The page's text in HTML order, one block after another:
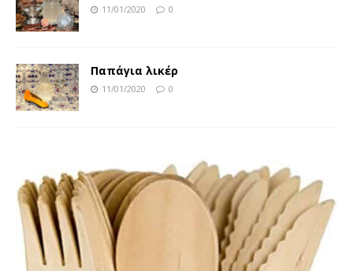
11/01/2020 0
Παπάγια λικέρ
11/01/2020 0